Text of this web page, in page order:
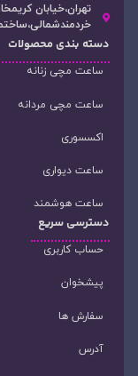
تهران،خیابان
دسته‌ بندی محصولات
ساعت مچی زنانه
ساعت مچی مردانه
اکسسوری
ساعت دیواری
ساعت هوشمند
دسترسی سریع
حساب کاربری
پیشخوان
سفارش ها
آدرس